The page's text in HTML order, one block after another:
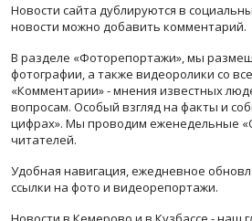
Новости сайта дублируются в
новости можно добавить комментарий.
В разделе «Фоторепортажи», мы
фотографии, а также видеоролики со
«Комментарии» - мнения известных
вопросам. Особый взгляд на факты и
цифрах». Мы проводим еженедельные
читателей.
Удобная навигация, ежедневное
ссылки на фото и видеорепортажи.